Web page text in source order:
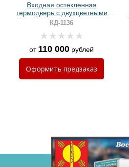
Хочу такую
Входная остекленная
термодверь с двухцветными
панелями МДФ и длинной
ручкой с LED-подсветкой
КД-1136
от 110 000 рублей
Оформить предзаказ